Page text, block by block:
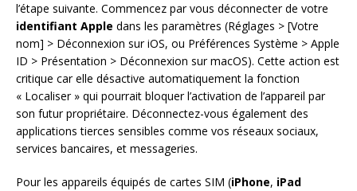
l’étape suivante. Commencez par vous déconnecter de votre
identifiant Apple dans les paramètres (Réglages > [Votre
nom] > Déconnexion sur iOS, ou Préférences Système > Apple
ID > Présentation > Déconnexion sur macOS). Cette action est
critique car elle désactive automatiquement la fonction
« Localiser » qui pourrait bloquer l’activation de l’appareil par
son futur propriétaire. Déconnectez-vous également des
applications tierces sensibles comme vos réseaux sociaux,
services bancaires, et messageries.
Pour les appareils équipés de cartes SIM (iPhone, iPad